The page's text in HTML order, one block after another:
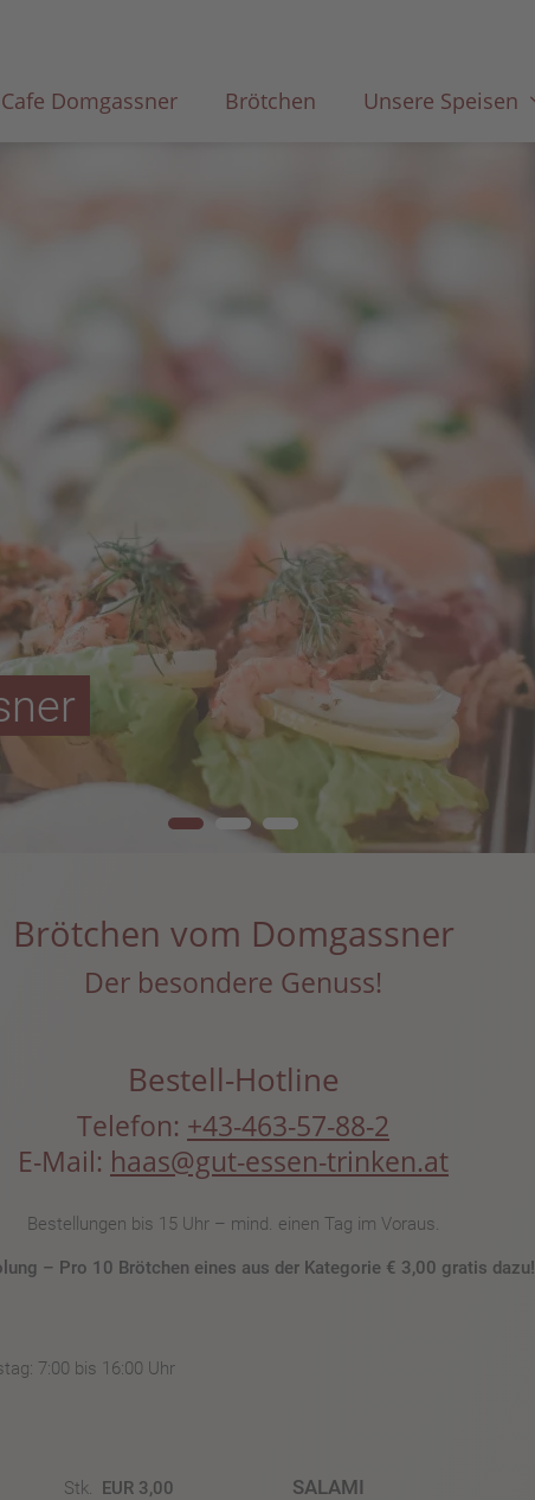
Cafe Domgassner Brötchen Unsere Speisen
Brötchen vom Domgassner
Der besondere Genuss!
Bestell-Hotline
Telefon: +43-463-57-88-2
E-Mail: haas@gut-essen-trinken.at
Bestellungen bis 15 Uhr – mind. einen Tag im Voraus.
– Pro 10 Brötchen eines aus der Kategorie € 3,00 gratis dazu!
7:00 bis 16:00 Uhr
Stk. EUR 3,00 SALAMI